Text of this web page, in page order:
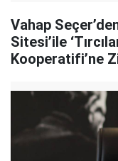
Vahap
Sitesi’ile
Kooperatifi’ne